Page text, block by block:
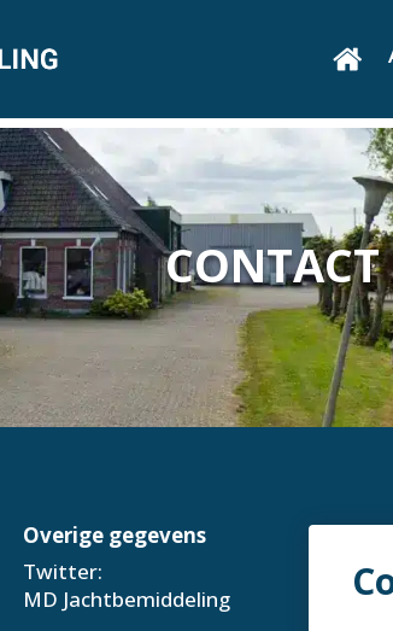
CONTACT
Overige gegevens
Twitter:
MD Jachtbemiddeling